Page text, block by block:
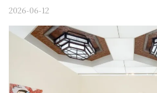
2026-06-12